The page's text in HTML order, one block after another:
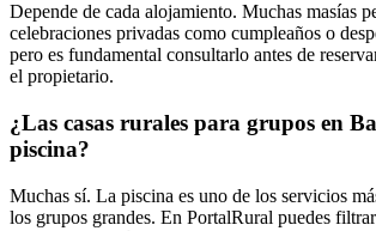
Depende de cada alojamiento. Muchas masías
celebraciones privadas como cumpleaños o
pero es fundamental consultarlo antes de
el propietario.
¿Las casas rurales para grupos en
piscina?
Muchas sí. La piscina es uno de los servicios
los grupos grandes. En PortalRural puedes